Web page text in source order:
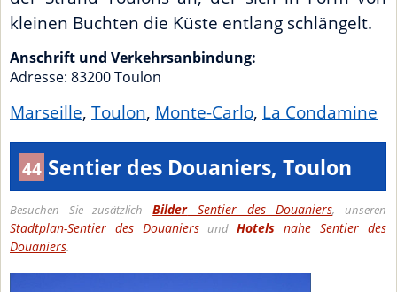
kleinen Buchten die Küste entlang schlängelt.
Anschrift und Verkehrsanbindung:
Adresse: 83200Toulon
Marseille, Toulon, Monte-Carlo, La Condamine
44 Sentier des Douaniers, Toulon
Besuchen Sie zusätzlichBilderSentier des Douaniers, unseren
Stadtplan-Sentier des Douaniers und Hotels nahe Sentier des
Douaniers.